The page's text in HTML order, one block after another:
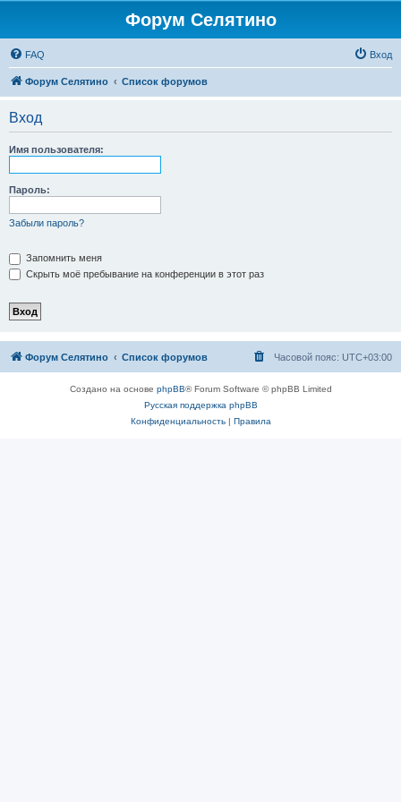
Форум Селятино
FAQ Вход
Форум Селятино Список форумов
Вход
Имя пользователя:
Пароль:
Забыли пароль?
Запомнить меня
Скрыть моё пребывание на конференции в этот раз
Форум Селятино Список форумов Часовой пояс: UTC+03:00
Создано на основе phpBB® Forum Software © phpBB Limited
Русская поддержка phpBB
Конфиденциальность| Правила